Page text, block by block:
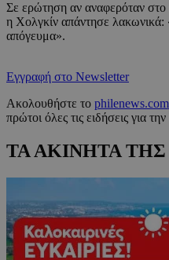
Σε ερώτηση αν αναφερόταν στο
η Χολγκίν απάντησε
απόγευμα».
Εγγραφή στο Newsletter
Ακολουθήστε το
πρώτοι όλες τις ειδήσεις για
ΤΑ ΑΚΙΝΗΤΑ